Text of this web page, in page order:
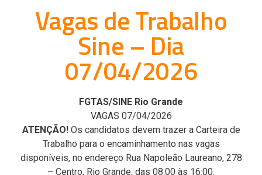
Vagas de Trabalho
Sine – Dia
07/04/2026
FGTAS/SINE Rio Grande
VAGAS 07/04/2026
ATENÇÃO!Os candidatos devem trazer a Carteira de
Trabalho para o encaminhamento nas vagas
disponíveis, no endereço Rua Napoleão Laureano, 278
– Centro, Rio Grande, das 08:00 às 16:00.